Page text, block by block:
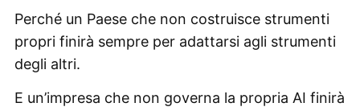
Perché un Paese che non costruisce strumenti
propri finirà sempre per adattarsi agli strumenti
degli altri.
E un’impresa che non governa la propria AI finirà